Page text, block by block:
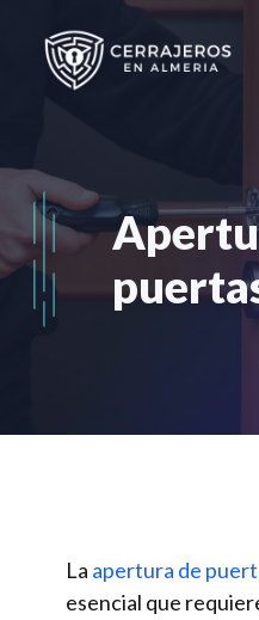
contenido
La apertura de
esencial que